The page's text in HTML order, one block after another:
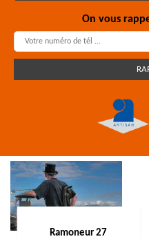
On vous
Ramoneur 27